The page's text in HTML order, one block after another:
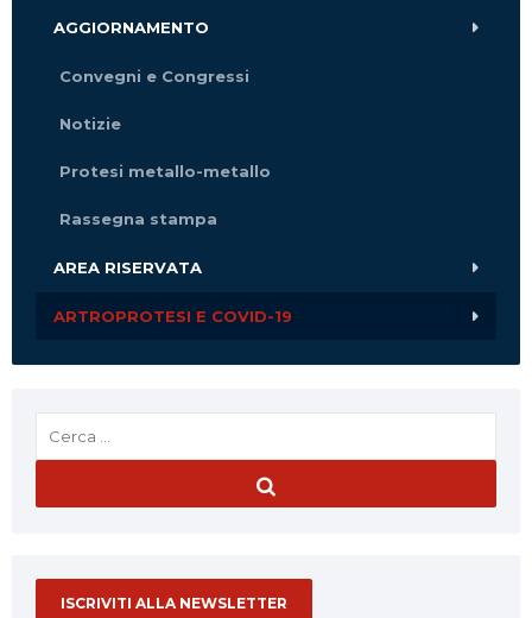
AGGIORNAMENTO
Convegni e Congressi
Notizie
Protesi metallo-metallo
Rassegna stampa
AREA RISERVATA
ARTROPROTESI E COVID-19
ISCRIVITI ALLA NEWSLETTER